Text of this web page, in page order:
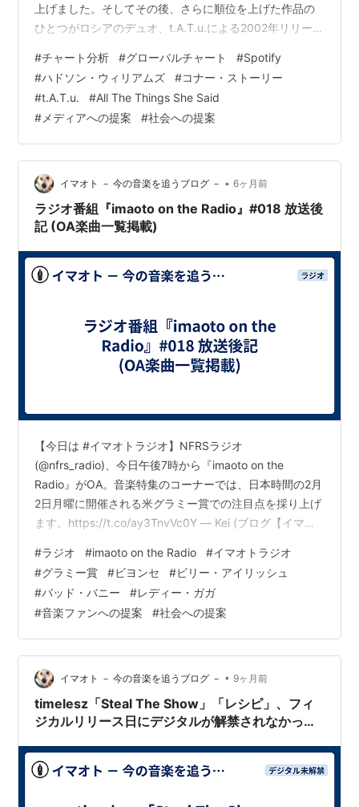
上げました。そしてその後、さらに順位を上げた作品の
ひとつがロシアのデュオ、t.A.T.u.による2002年リリース
#チャート分析 #グローバルチャート #Spotify
#ハドソン・ウィリアムズ #コナー・ストーリー
#t.A.T.u. #All The Things She Said
# メディアへの提案 #社会への提案
イマオト － 今の音楽を追うブログ － • 6ヶ月前
ラジオ番組『imaoto on the Radio』#018 放送後
記 (OA楽曲一覧掲載)
【今日は #イマオトラジオ】NFRSラジオ
(@nfrs_radio)、今日午後7時から『imaoto on the
Radio』がOA。音楽特集のコーナーでは、日本時間の2月
2日月曜に開催される米グラミー賞での注目点を採り上げ
ます。https://t.co/ay3TnvVc0Y — Kei (ブログ【イマオ
(@Kei_radio) 2026年1月30日 ラジオ番組『imaoto on
the Radio』、昨夜は18回目の放送でした。お聴きくださ
った皆さんに感謝申し上げます。番組の概要については
上記ポスト内リンク先、およ…
#ラジオ #imaoto on the Radio #イマオトラジオ
#グラミー賞 #ビヨンセ #ビリー・アイリッシュ
#バッド・バニー #レディー・ガガ
#音楽ファンへの提案 #社会への提案
イマオト － 今の音楽を追うブログ － • 9ヶ月前
timelesz「Steal The Show」「レシピ」、フィ
ジカルリリース日にデジタルが解禁されなかった